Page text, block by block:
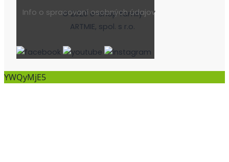
Info o spracovaní osobných údajov
© 2020 e-shop family
ARTMIE, spol. s r.o.
YWQyMjE5